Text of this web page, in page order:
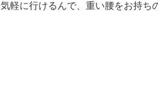
気軽に行けるんで、重い腰をお持ち